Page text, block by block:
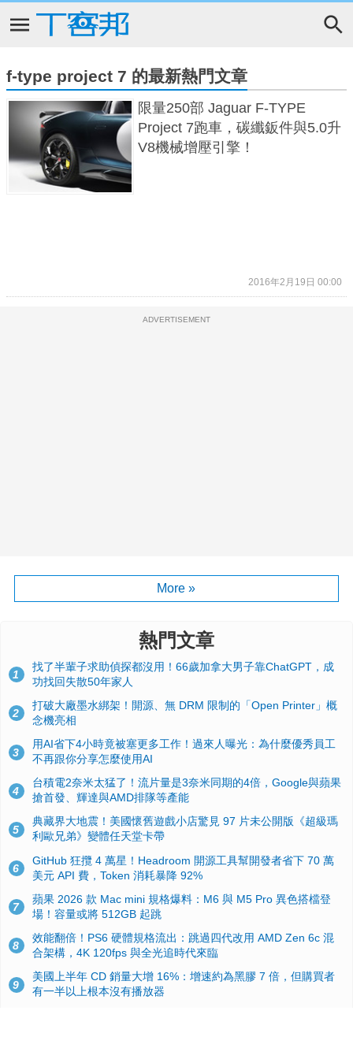
f-type project 7 的最新熱門文章
限量250部 Jaguar F-TYPE
Project 7跑車，碳纖鈑件與5.0升
V8機械增壓引擎！
2016年2月19日 00:00
ADVERTISEMENT
More »
熱門文章
1
找了半輩子求助偵探都沒用！66歲加拿大男子靠ChatGPT，成
功找回失散50年家人
2
打破大廠墨水綁架！開源、無 DRM 限制的「Open Printer」概
念機亮相
3
用AI省下4小時竟被塞更多工作！過來人曝光：為什麼優秀員工
不再跟你分享怎麼使用AI
4
台積電2奈米太猛了！流片量是3奈米同期的4倍，Google與蘋果
搶首發、輝達與AMD排隊等產能
5
典藏界大地震！美國懷舊遊戲小店驚見 97 片未公開版《超級瑪
利歐兄弟》變體任天堂卡帶
6
GitHub 狂攬 4 萬星！Headroom 開源工具幫開發者省下 70 萬
美元 API 費，Token 消耗暴降 92%
7
蘋果 2026 款 Mac mini 規格爆料：M6 與 M5 Pro 異色搭檔登
場！容量或將 512GB 起跳
8
效能翻倍！PS6 硬體規格流出：跳過四代改用 AMD Zen 6c 混
合架構，4K 120fps 與全光追時代來臨
9
美國上半年 CD 銷量大增 16%：增速約為黑膠 7 倍，但購買者
有一半以上根本沒有播放器